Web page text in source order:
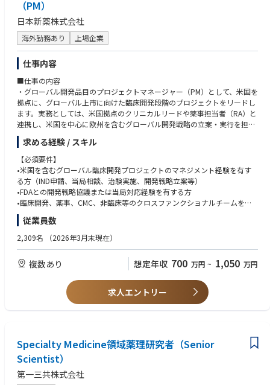
ーション能力
先順位付け能力
い学習適応力と意欲
望ましい条件：
• 自律的かつ正確に業務を遂行できる能力
• 優れた財務分析スキル
• ビジネスレベルの英語力（TOEIC 800点以上）、ビジネスレベルの日本
語力。非日本語圏の聴衆に対して英語で自信を持ってプレゼンテーション
できること。
（PM）
日本新薬株式会社
海外勤務あり 上場企業
仕事内容
■仕事の内容
・グローバル開発品目のプロジェクトマネージャー（PM）として、米国を
拠点に、グローバル上市に向けた臨床開発段階のプロジェクトをリードし
ます。実務としては、米国拠点のクリニカルリードや薬事担当者（RA）と
連携し、米国を中心に欧州を含むグローバル開発戦略の立案・実行を担い
ます。
・グローバル臨床開発の促進や米国FDAおよび欧州EMA当局対応をマネジ
メントします。
・本社（京都）側のPMと密接に連携し、製品価値最大化に向けたTarget P
roduct Profile（TPP）の策定、開発戦略の立案および社内意思決定を支援
します。
求める経験 / スキル
【必須要件】
•米国を含むグローバル臨床開発プロジェクトのマネジメント経験を有す
る方（IND申請、当局相談、治験実施、開発戦略立案等）
•FDAとの開発戦略協議または当局対応経験を有する方
•臨床開発、薬事、CMC、非臨床等のクロスファンクショナルチームをリ
ードし、開発戦略の立案・推進を主導した経験を有する方
•英語による会議運営、交渉、プレゼンテーションが可能な方
•米国または欧州での勤務経験
•EMAとの開発戦略協議または当局対応経験
•希少疾患・オーファンドラッグ領域の開発経験
•PMP等のプロジェクトマネジメント関連資格
従業員数
2,309名 （2026年3月末現在）
複数あり 想定年収 700 万円 ~ 1,050 万円
求人エントリー
Specialty Medicine領域薬理研究者（Senior
Scientist）
第一三共株式会社